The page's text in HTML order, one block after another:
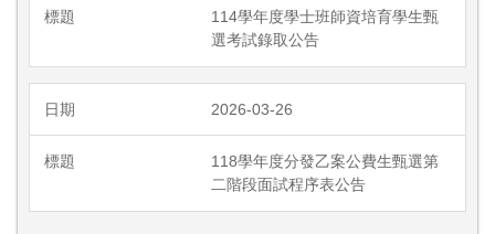
114學年度學士班師資培育學生甄
選考試錄取公告
2026-03-26
118學年度分發乙案公費生甄選第
二階段面試程序表公告